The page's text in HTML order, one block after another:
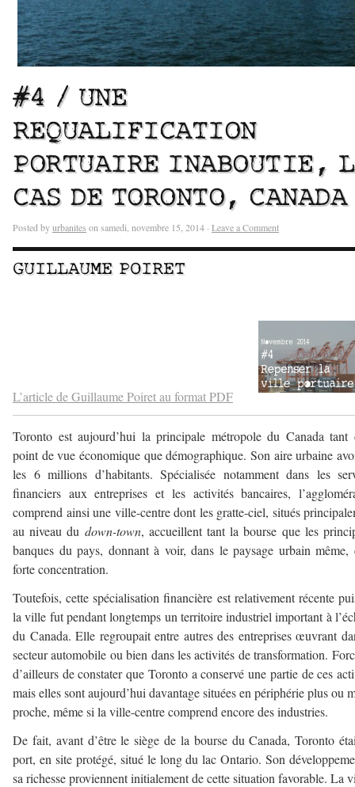
#4 / UNE
REQUALIFICATION
PORTUAIRE INABOUTIE,
CAS DE TORONTO, CANADA
Posted byurbanites on samedi, novembre 15, 2014 · Leave a Comment
GUILLAUME POIRET
L’article de Guillaume Poiret au format PDF
Toronto est aujourd’hui la principale métropole du Canada tant
point de vue économique que démographique. Son aire urbaine
les 6 millions d’habitants. Spécialisée notamment dans les
financiers aux entreprises et les activités bancaires,
comprend ainsi une ville-centre dont les gratte-ciel, situés
au niveau du down-town, accueillent tant la bourse que les
banques du pays, donnant à voir, dans le paysage urbain même,
forte concentration.
Toutefois, cette spécialisation financière est relativement récente
la ville fut pendant longtemps un territoire industriel important à
du Canada. Elle regroupait entre autres des entreprises œuvrant
secteur automobile ou bien dans les activités de transformation.
d’ailleurs de constater que Toronto a conservé une partie de ces
mais elles sont aujourd’hui davantage situées en périphérie plus ou
proche, même si la ville-centre comprend encore des industries.
De fait, avant d’être le siège de la bourse du Canada, Toronto
port, en site protégé, situé le long du lac Ontario. Son
sa richesse proviennent initialement de cette situation favorable. La